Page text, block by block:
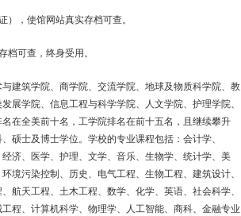
），使馆网站真实存档可查。
档可查，终身受用。
建筑学院、商学院、交流学院、地球及物质科学院、教
展学院、信息工程与科学学院、人文学院、护理学院、
在全美前十名，工学院排名在前十五名，且继续攀升
硕士及博士学位。学校的专业课程包括：会计学、
济、医学、护理、文学、音乐、生物学、统计学、美
境污染控制、历史、电气工程、生物工程、建筑设计、
航天工程、土木工程、数学、化学、英语、社会科学、
程、计算机科学、物理学、人工智能、商科、金融专业